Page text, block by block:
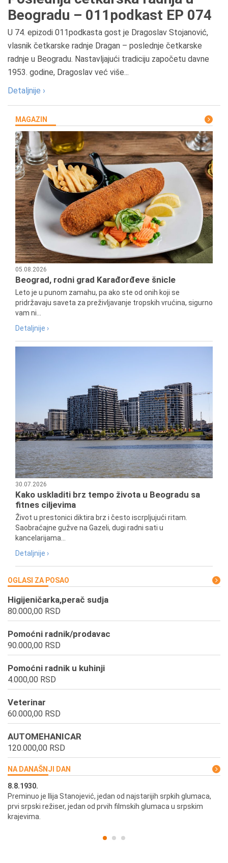
Beogradu – 011podkast EP 074
U 74. epizodi 011podkasta gost je Dragoslav Stojanović,
vlasnik četkarske radnje Dragan – poslednje četkarske
radnje u Beogradu. Nastavljajući tradiciju započetu davne
1953. godine, Dragoslav već više...
Detaljnije ›
MAGAZIN
05.08.2026
Beograd, rodni grad Karađorđeve šnicle
Leto je u punom zamahu, pa ako ste od onih koji se
pridržavaju saveta za preživljavanje tropskih vrućina, sigurno
vam ni...
Detaljnije ›
30.07.2026
Kako uskladiti brz tempo života u Beogradu sa
fitnes ciljevima
Život u prestonici diktira brz i često iscrpljujući ritam.
Saobraćajne gužve na Gazeli, dugi radni sati u
kancelarijama...
Detaljnije ›
OGLASI ZA POSAO
Higijeničarka,perač sudja
80.000,00 RSD
Pomoćni radnik/prodavac
90.000,00 RSD
Pomoćni radnik u kuhinji
4.000,00 RSD
Veterinar
60.000,00 RSD
AUTOMEHANICAR
120.000,00 RSD
NA DANAŠNJI DAN
8.8.1930.
Preminuo je Ilija Stanojević, jedan od najstarijih srpkih glumaca,
prvi srpski režiser, jedan od prvih filmskih glumaca u srpskim
krajevima.